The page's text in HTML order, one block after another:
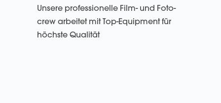
Unsere pro­fessio­nelle Film- und Foto­
crew arbei­tet mit Top-Equip­ment für
höchste Qualität